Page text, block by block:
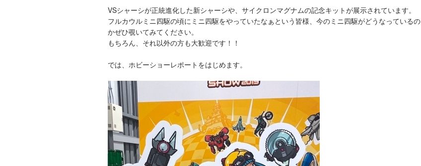
VSシャーシが正統進化した新シャーシや、サイクロンマグナムの記念キットが展示されています。
フルカウルミニ四駆の頃にミニ四駆をやっていたなぁという皆様、今のミニ四駆がどうなっているの
かぜひ覗いてみてください。
もちろん、それ以外の方も大歓迎です！！
では、ホビーショーレポートをはじめます。